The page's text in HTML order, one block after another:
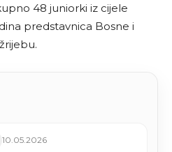
48 juniorki iz cijele
predstavnica Bosne i
10.05.2026